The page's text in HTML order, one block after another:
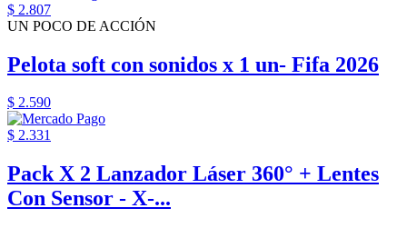
$ 2.807
UN POCO DE ACCIÓN
Pelota soft con sonidos x 1 un- Fifa 2026
$ 2.590
$ 2.331
Pack X 2 Lanzador Láser 360° + Lentes
Con Sensor - X-...